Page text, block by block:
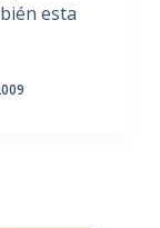
esta